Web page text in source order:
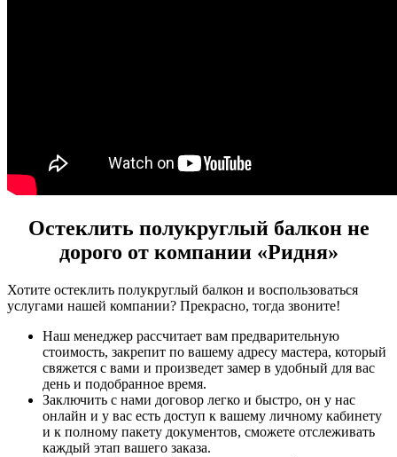
Остеклить полукруглый балкон не
дорого от компании «Ридня»
Хотите остеклить полукруглый балкон и воспользоваться
услугами нашей компании? Прекрасно, тогда звоните!
Наш менеджер рассчитает вам предварительную
стоимость, закрепит по вашему адресу мастера, который
свяжется с вами и произведет замер в удобный для вас
день и подобранное время.
Заключить с нами договор легко и быстро, он у нас
онлайн и у вас есть доступ к вашему личному кабинету
и к полному пакету документов, сможете отслеживать
каждый этап вашего заказа.